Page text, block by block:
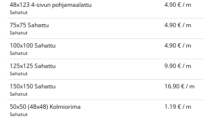
48x123 4-sivun pohjamaalattu
Sahatut
4.90 € / m
75x75 Sahattu
Sahatut
4.90 € / m
100x100 Sahattu
Sahatut
4.90 € / m
125x125 Sahattu
Sahatut
9.90 € / m
150x150 Sahattu
Sahatut
16.90 € / m
50x50 (48x48) Kolmiorima
Sahatut
1.19 € / m